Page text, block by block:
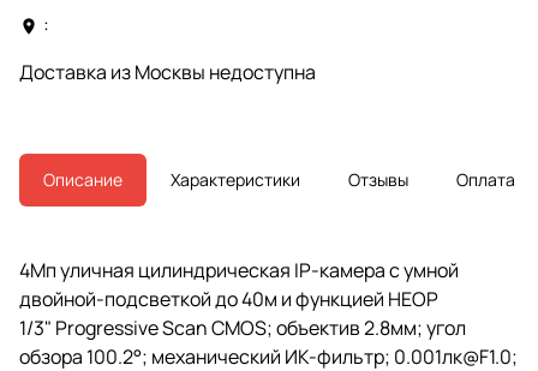
:
Доставка из Москвы недоступна
Описание Характеристики Отзывы Оплата
4Мп уличная цилиндрическая IP-камера с умной
двойной-подсветкой до 40м и функцией HEOP
1/3" Progressive Scan CMOS; объектив 2.8мм; угол
обзора 100.2°; механический ИК-фильтр; 0.001лк@F1.0;